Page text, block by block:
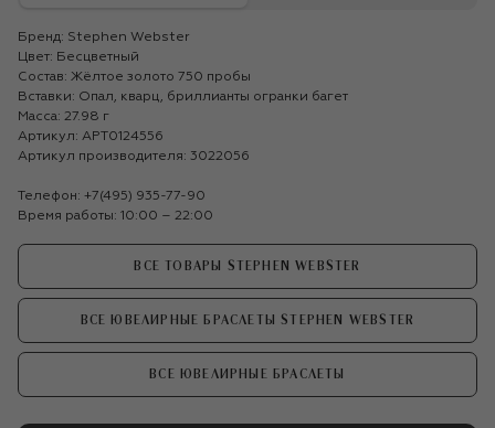
Бренд: Stephen Webster
Цвет: Бесцветный
Состав: Жёлтое золото 750 пробы
Вставки: Опал, кварц, бриллианты огранки багет
Масса: 27.98 г
Артикул: APT0124556
Артикул производителя: 3022056
Телефон: +7(495) 935-77-90
Время работы: 10:00 – 22:00
ВСЕ ТОВАРЫ STEPHEN WEBSTER
ВСЕ ЮВЕЛИРНЫЕ БРАСЛЕТЫ STEPHEN WEBSTER
ВСЕ ЮВЕЛИРНЫЕ БРАСЛЕТЫ